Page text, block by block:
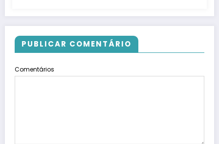
PUBLICAR COMENTÁRIO
Comentários